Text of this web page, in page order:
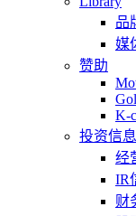
品
媒
赞助
K-
投资信息
经
IR
财